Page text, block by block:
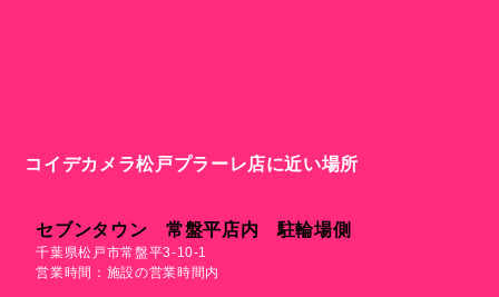
コイデカメラ松戸プラーレ店に近い場所
セブンタウン 常盤平店内 駐輪場側
千葉県松戸市常盤平3-10-1
営業時間：施設の営業時間内